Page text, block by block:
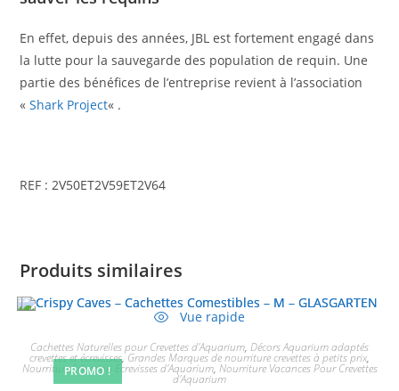
En effet, depuis des années, JBL est fortement engagé dans
la lutte pour la sauvegarde des population de requin. Une
partie des bénéfices de l’entreprise revient à l’association
«Shark Project« .
REF : 2V50ET2V59ET2V64
Produits similaires
PROMO !
Vue rapide
Cachettes Naturelles pour Crevettes d'Aquarium, Décors Aquarium adaptés
crevettes et écrevisses,Grandes Marques de nourriture crevettes à petits prix,
Nourriture Sélection Ecrevisses d'Aquarium, Nourriture Vacances Pour Crevettes
d'Aquarium